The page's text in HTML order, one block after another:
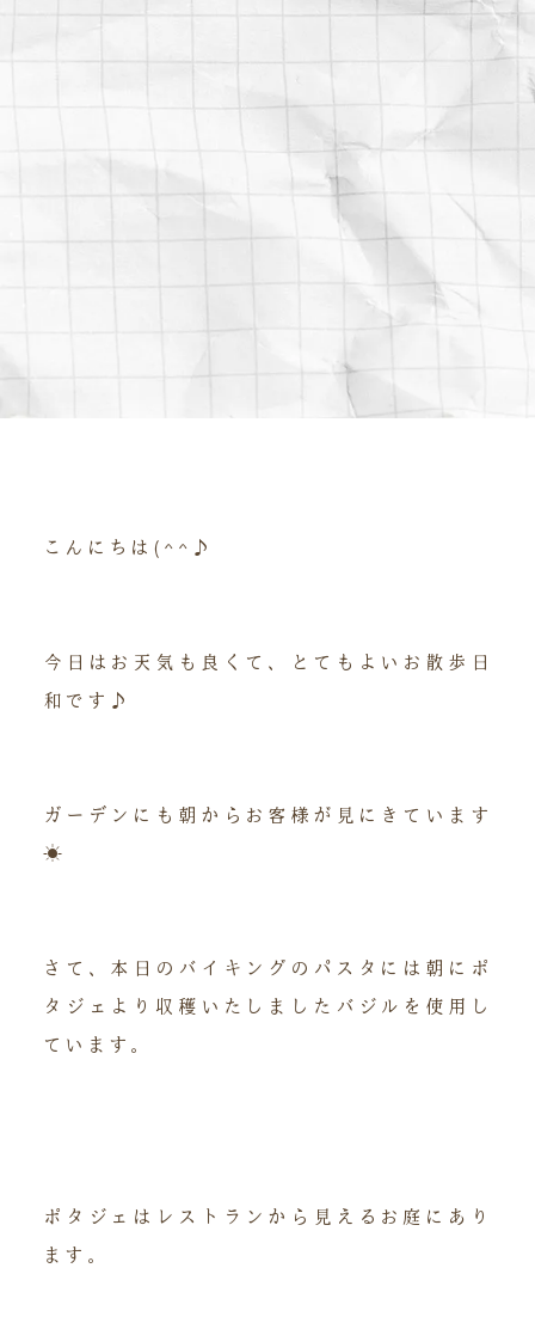
こんにちは(^^♪
今日はお天気も良くて、とてもよいお散歩日
和です♪
ガーデンにも朝からお客様が見にきています
☀
さて、本日のバイキングのパスタには朝にポ
タジェより収穫いたしましたバジルを使用し
ています。
ポタジェはレストランから見えるお庭にあり
ます。